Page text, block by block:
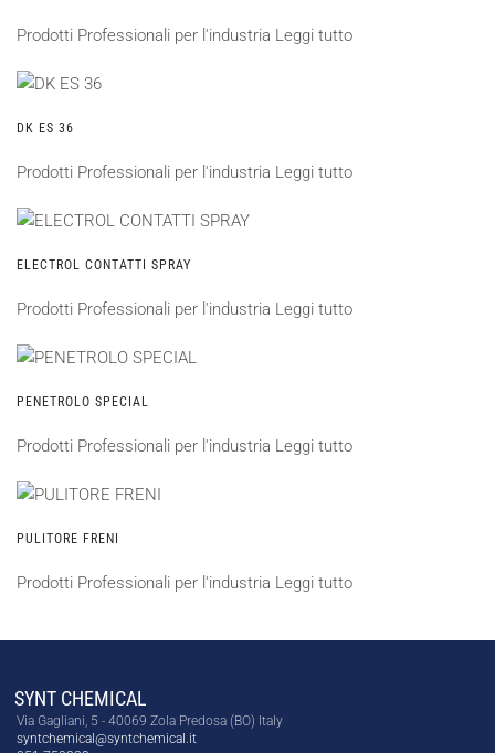
Prodotti Professionali per l'industria Leggi tutto
DK ES 36
Prodotti Professionali per l'industria Leggi tutto
ELECTROL CONTATTI SPRAY
Prodotti Professionali per l'industria Leggi tutto
PENETROLO SPECIAL
Prodotti Professionali per l'industria Leggi tutto
PULITORE FRENI
Prodotti Professionali per l'industria Leggi tutto
SYNT CHEMICAL
Via Gagliani, 5 - 40069 Zola Predosa (BO) Italy
syntchemical@syntchemical.it